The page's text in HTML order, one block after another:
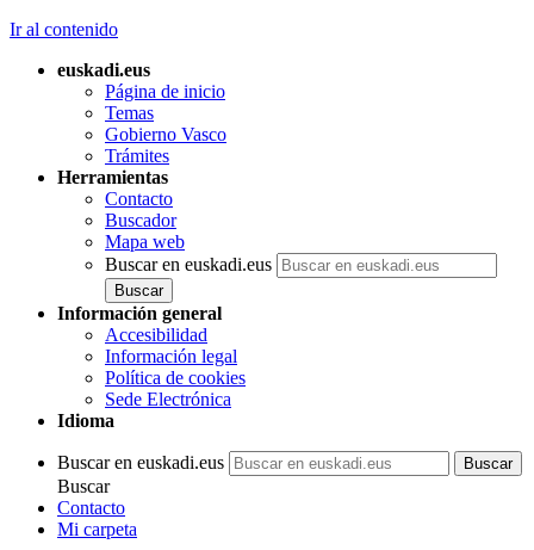
Ir al contenido
euskadi.eus
Página de inicio
Temas
Gobierno Vasco
Trámites
Herramientas
Contacto
Buscador
Mapa web
Buscar en euskadi.eus
Información general
Accesibilidad
Información legal
Política de cookies
Sede Electrónica
Idioma
Buscar en euskadi.eus
Buscar
Contacto
Mi carpeta